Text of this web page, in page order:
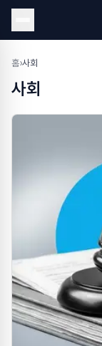
홈›사회
사회